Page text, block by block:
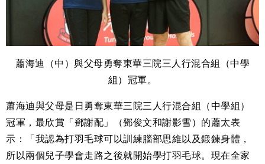
蕭海迪（中）與父母勇奪東華三院三人行混合組（中學
組）冠軍。
蕭海迪與父母是日勇奪東華三院三人行混合組（中學組）
冠軍，最欣賞「鄧謝配」（鄧俊文和謝影雪）的蕭太表
示：「我認為打羽毛球可以訓練腦部思維以及鍛鍊身體，
所以兩個兒子學會走路之後就開始學打羽毛球。現在全家